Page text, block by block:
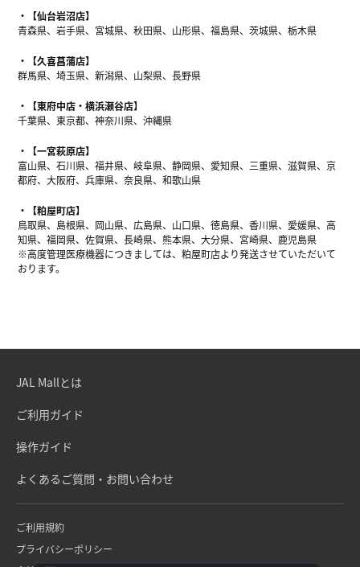
【仙台岩沼店】
青森県、岩手県、宮城県、秋田県、山形県、福島県、茨城県、栃木県
【久喜菖蒲店】
群馬県、埼玉県、新潟県、山梨県、長野県
【東府中店・横浜瀬谷店】
千葉県、東京都、神奈川県、沖縄県
【一宮萩原店】
富山県、石川県、福井県、岐阜県、静岡県、愛知県、三重県、滋賀県、京
都府、大阪府、兵庫県、奈良県、和歌山県
【粕屋町店】
鳥取県、島根県、岡山県、広島県、山口県、徳島県、香川県、愛媛県、高
知県、福岡県、佐賀県、長崎県、熊本県、大分県、宮崎県、鹿児島県
※高度管理医療機器につきましては、粕屋町店より発送させていただいて
おります。
JAL Mallとは
ご利用ガイド
操作ガイド
よくあるご質問・お問い合わせ
ご利用規約
プライバシーポリシー